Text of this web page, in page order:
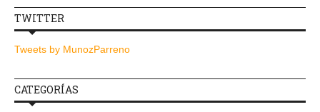
TWITTER
Tweets by MunozParreno
CATEGORÍAS